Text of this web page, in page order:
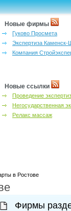
Новые фирмы
Гуково Просмета
Экспертиза Каменск-
Компания
Новые ссылки
Проведение
Негосударственная
Релакс массаж
в Ростове
Фирмы